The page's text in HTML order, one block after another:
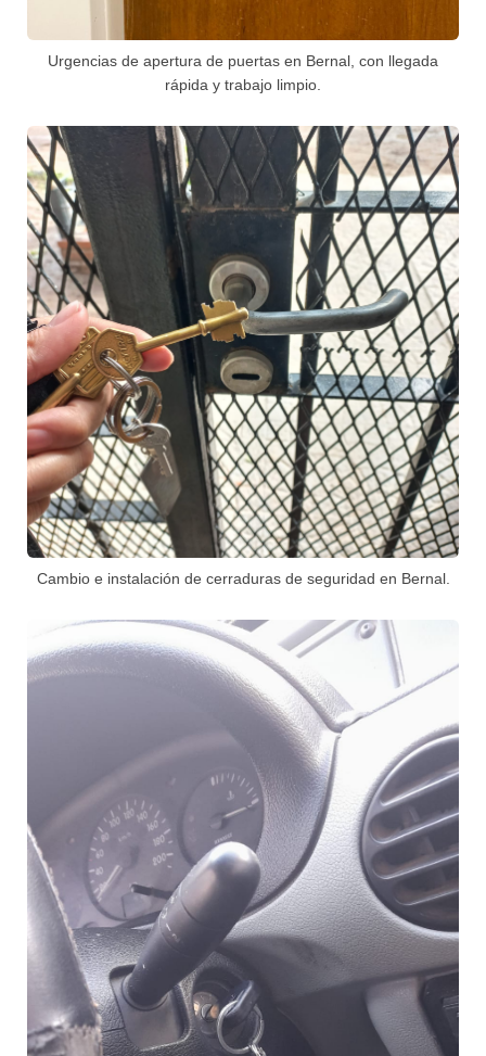
Urgencias de apertura de puertas en Bernal, con llegada
rápida y trabajo limpio.
Cambio e instalación de cerraduras de seguridad en Bernal.